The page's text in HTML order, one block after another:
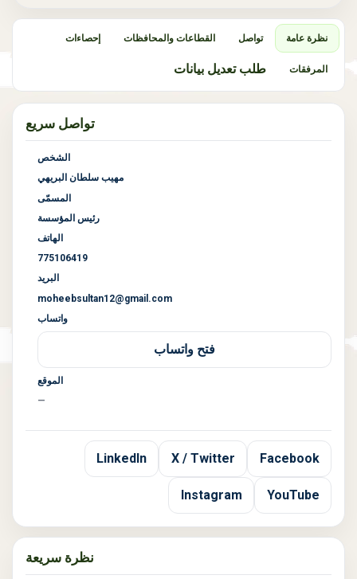
نظرة عامة تواصل القطاعات والمحافظات إحصاءات
المرفقات طلب تعديل بيانات
تواصل سريع
الشخص
مهيب سلطان البريهي
المسمّى
رئيس المؤسسة
الهاتف
775106419
البريد
moheebsultan12@gmail.com
واتساب
فتح واتساب
الموقع
—
Facebook
X / Twitter
LinkedIn
YouTube
Instagram
نظرة سريعة